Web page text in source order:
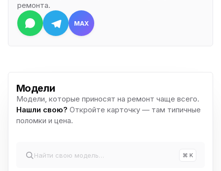
ремонта.
MAX
Модели
Модели, которые приносят на ремонт чаще всего.
Нашли свою? Откройте карточку — там типичные
поломки и цена.
⌘ K